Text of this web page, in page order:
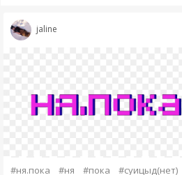
jaline
#ня.пока #ня #пока
#суицыд(нет)